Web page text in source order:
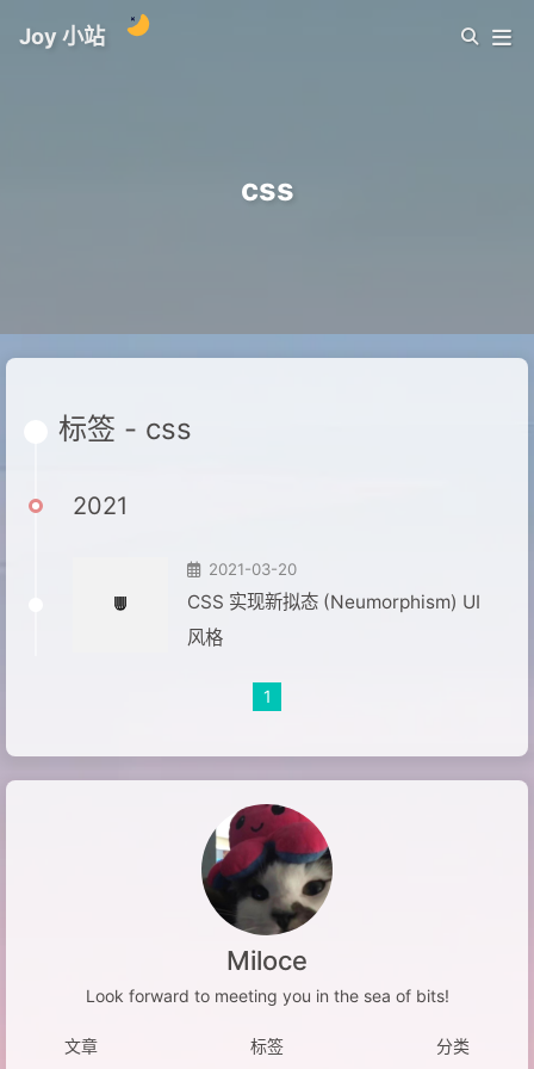
Joy 小站
css
标签 - css
2021
2021-03-20
CSS 实现新拟态 (Neumorphism) UI
风格
1
Miloce
Look forward to meeting you in the sea of bits!
文章 标签 分类